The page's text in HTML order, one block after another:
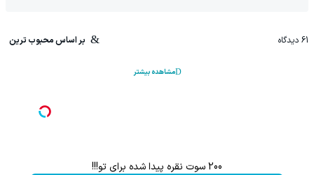
61 دیدگاه بر اساس محبوب ترین
مشاهده بیشتر
با خرید اول از گریم 200 سوت هدیه بگیر